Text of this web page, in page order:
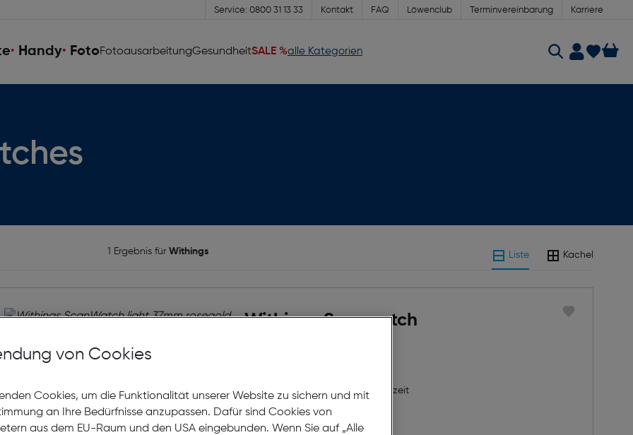
Service: 0800 31 13 33 Kontakt FAQ Löwenclub Terminvereinbarung Karriere
Handy FotoFotoausarbeitungGesundheitSALE %alle Kategorien
1 Ergebnis für Withings Liste Kachel
Withings Scanwatch
Lagernd | 2 bis 3 Werktage Lieferzeit
€ 229,99
von Cookies
Cookies, um die Funktionalität unserer Website zu sichern und mit
an Ihre Bedürfnisse anzupassen. Dafür sind Cookies von
aus dem EU-Raum und den USA eingebunden. Wenn Sie auf „Alle